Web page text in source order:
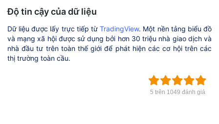
Độ tin cậy của dữ liệu
Dữ liệu được lấy trực tiếp từTradingView. Một nền tảng biểu đồ
và mạng xã hội được sử dụng bởi hơn 30 triệu nhà giao dịch và
nhà đầu tư trên toàn thế giới để phát hiện các cơ hội trên các
thị trường toàn cầu.
5 trên 1049 đánh giá